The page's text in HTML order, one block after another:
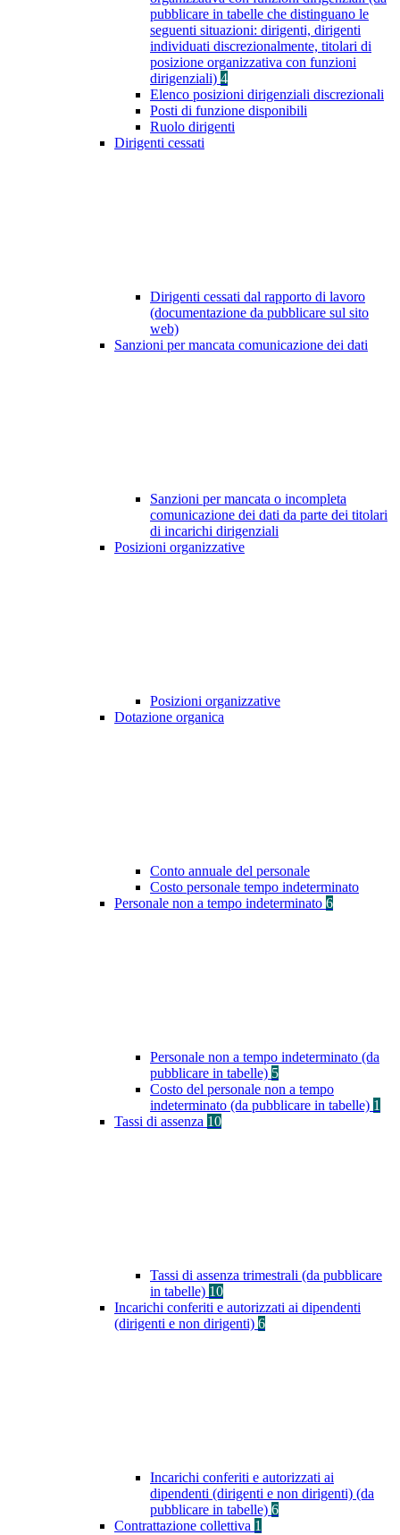
pubblicare in tabelle che distinguano le
seguenti situazioni: dirigenti, dirigenti
individuati discrezionalmente, titolari di
posizione organizzativa con funzioni
dirigenziali) 4
Elenco posizioni dirigenziali discrezionali
Posti di funzione disponibili
Ruolo dirigenti
Dirigenti cessati
Dirigenti cessati dal rapporto di lavoro
(documentazione da pubblicare sul sito
web)
Sanzioni per mancata comunicazione dei dati
Sanzioni per mancata o incompleta
comunicazione dei dati da parte dei titolari
di incarichi dirigenziali
Posizioni organizzative
Posizioni organizzative
Dotazione organica
Conto annuale del personale
Costo personale tempo indeterminato
Personale non a tempo indeterminato 6
Personale non a tempo indeterminato (da
pubblicare in tabelle) 5
Costo del personale non a tempo
indeterminato (da pubblicare in tabelle) 1
Tassi di assenza 10
Tassi di assenza trimestrali (da pubblicare
in tabelle) 10
Incarichi conferiti e autorizzati ai dipendenti
(dirigenti e non dirigenti) 6
Incarichi conferiti e autorizzati ai
dipendenti (dirigenti e non dirigenti) (da
pubblicare in tabelle) 6
Contrattazione collettiva 1